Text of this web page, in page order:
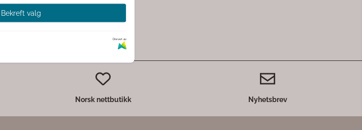
Norsk nettbutikk Nyhetsbrev
Bekreft valg
Drevet av